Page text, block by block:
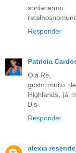
soniacarmo
Responder
Patricia
Olá Re,
gosto muito
Highlands, já
Bjs
Responder
alexia resende